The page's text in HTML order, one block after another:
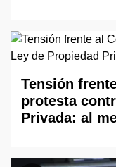
Tensión
protesta
Privada: al